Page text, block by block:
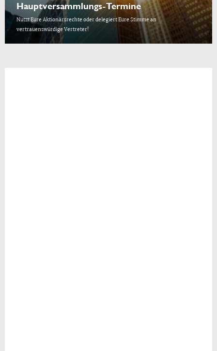
Hauptversammlungs-Termine
Nutzt Eure Aktionärsrechte oder delegiert Eure Stimme an
vertrauenswürdige Vertreter!